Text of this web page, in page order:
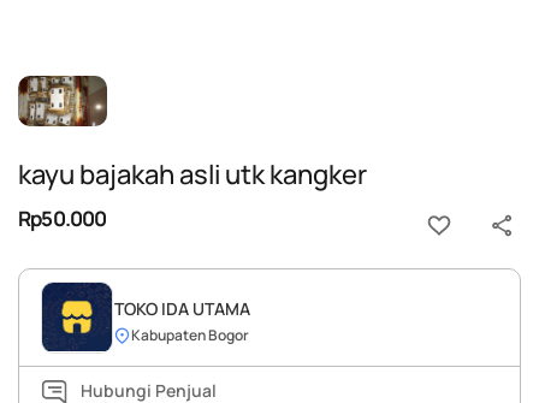
kayu bajakah asli utk kangker
Rp50.000
TOKO IDA UTAMA
Kabupaten Bogor
Hubungi Penjual